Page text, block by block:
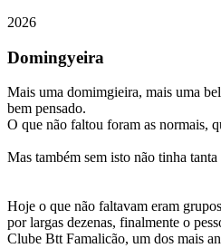
2026
Domingyeira
Mais uma domimgieira, mais uma
bem pensado.
O que não faltou foram as normais,
Mas também sem isto não tinha tanta
Hoje o que não faltavam eram
por largas dezenas, finalmente o
Clube Btt Famalicão, um dos mais